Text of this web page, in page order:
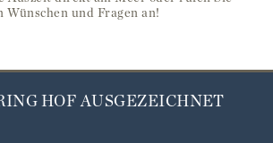
und Fragen an!
HOF AUSGEZEICHNET